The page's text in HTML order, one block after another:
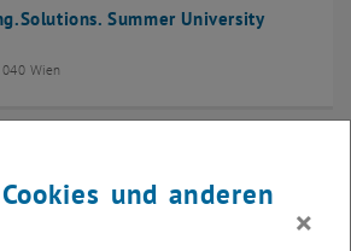
Summer University
Wien
JULI 26 JULI 26
und anderen
×